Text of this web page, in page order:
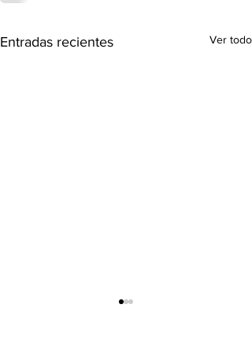
Entradas recientes Ver todo